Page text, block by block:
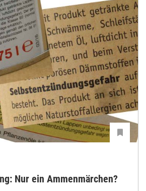
Nur ein Ammenmärchen?